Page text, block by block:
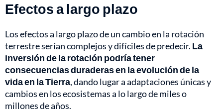
Efectos a largo plazo
Los efectos a largo plazo de un cambio en la rotación
terrestre serían complejos y difíciles de predecir. La
inversión de la rotación podría tener
consecuencias duraderas en la evolución de la
vida en la Tierra, dando lugar a adaptaciones únicas y
cambios en los ecosistemas a lo largo de miles o
millones de años.